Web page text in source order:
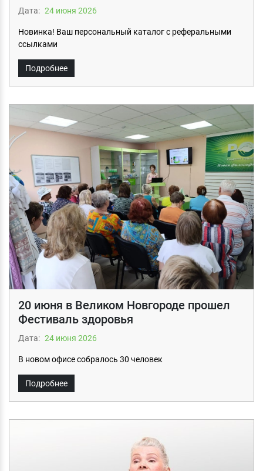
Дата: 24 июня 2026
Новинка! Ваш персональный каталог с реферальными
ссылками
Подробнее
20 июня в Великом Новгороде прошел
Фестиваль здоровья
Дата: 24 июня 2026
В новом офисе собралось 30 человек
Подробнее